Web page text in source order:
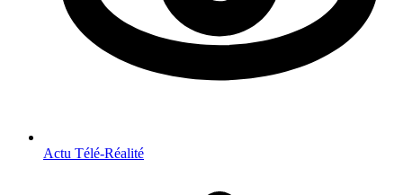
Actu Télé-Réalité